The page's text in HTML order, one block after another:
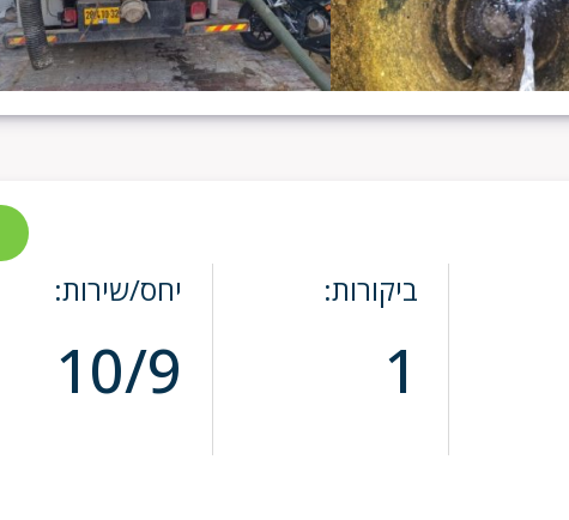
ביקורות:
1
יחס/שירות:
10/9